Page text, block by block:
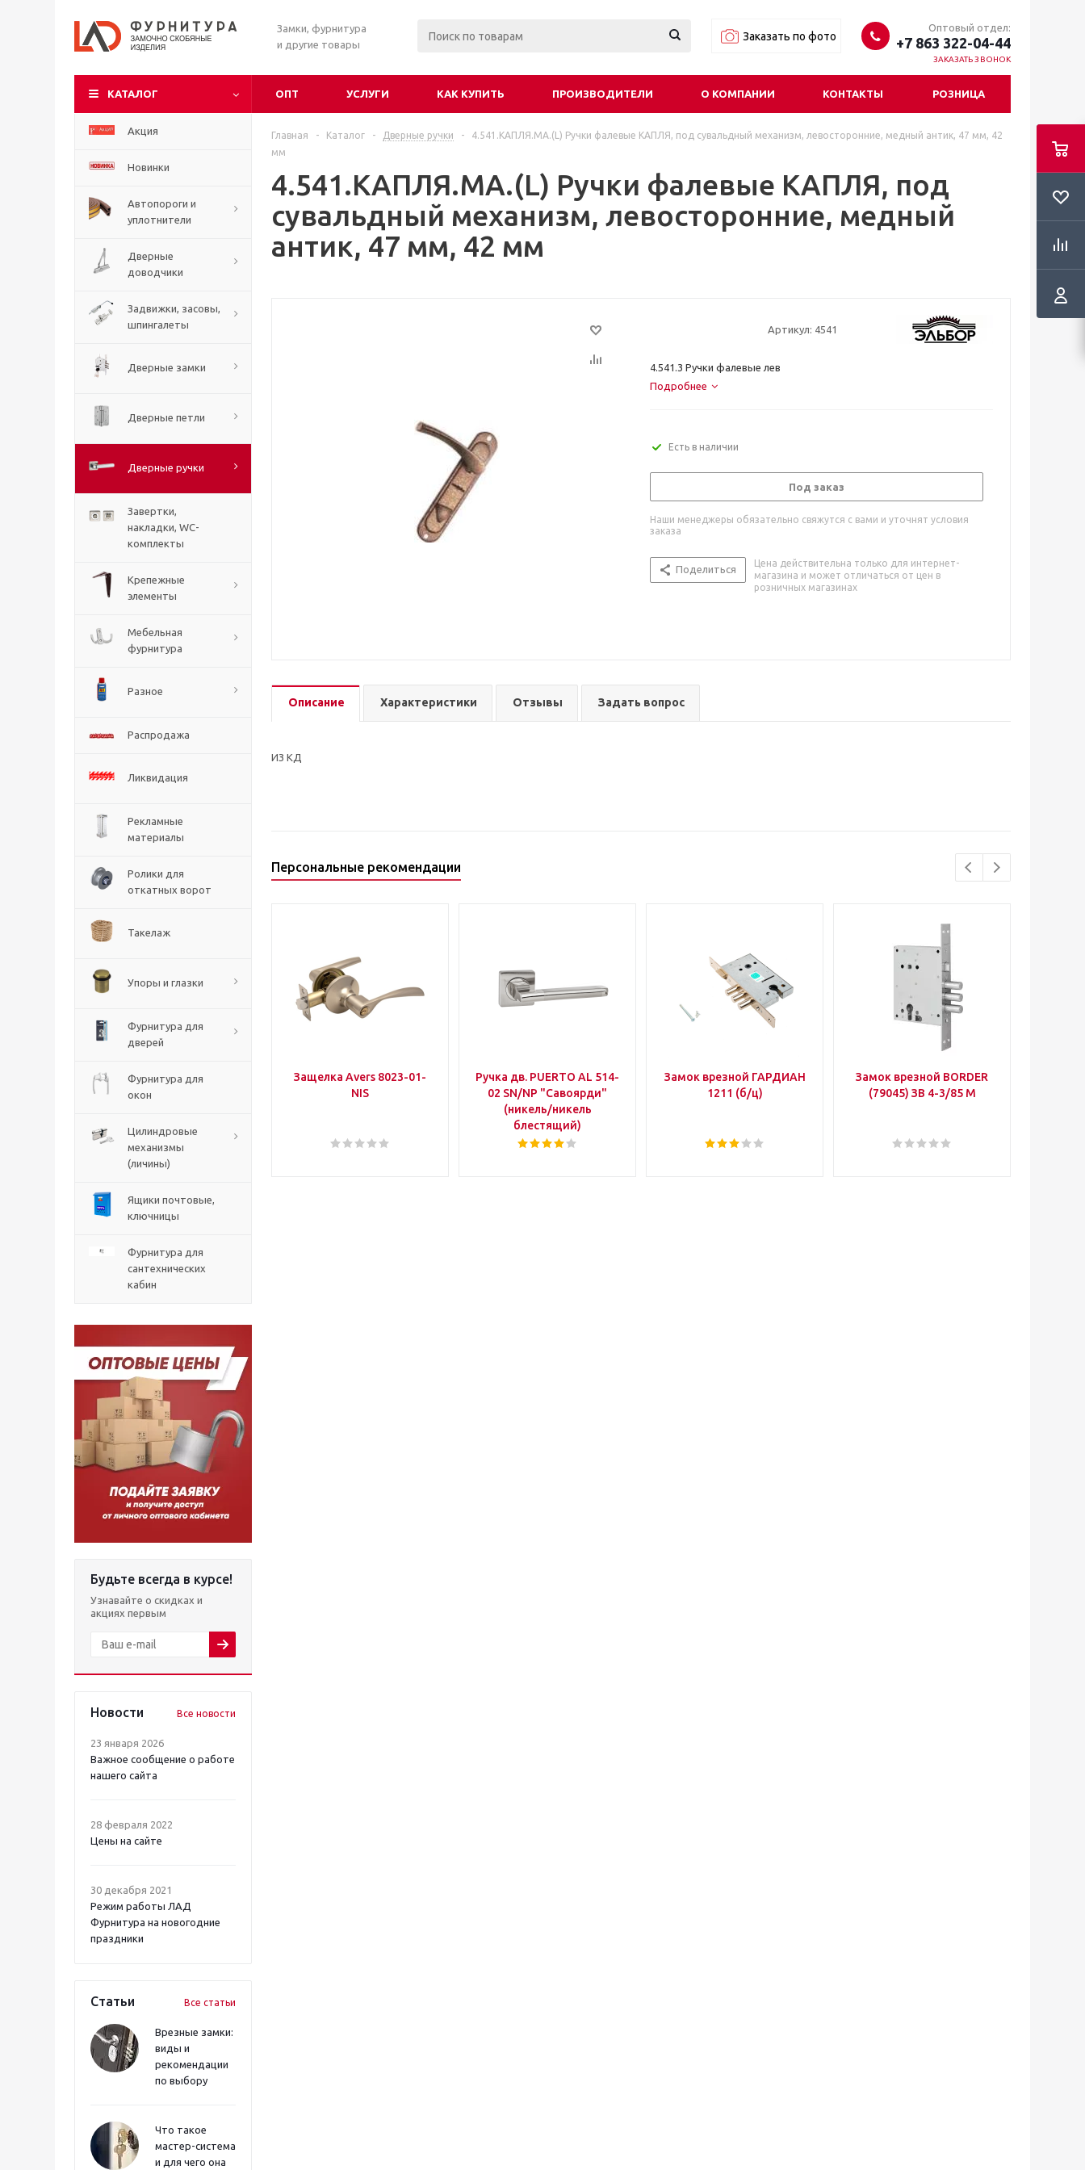
Замки, фурнитура
и другие товары
Заказать по фото
Оптовый отдел:
+7 863 322-04-44
ЗАКАЗАТЬ ЗВОНОК
КАТАЛОГ ОПТ УСЛУГИ КАК КУПИТЬ ПРОИЗВОДИТЕЛИ О КОМПАНИИ КОНТАКТЫ РОЗНИЦА
Акция
Новинки
Автопороги и
уплотнители
Дверные
доводчики
Задвижки, засовы,
шпингалеты
Дверные замки
Дверные петли
Дверные ручки
Завертки,
накладки, WC-
комплекты
Крепежные
элементы
Мебельная
фурнитура
Разное
Распродажа
Ликвидация
Рекламные
материалы
Ролики для
откатных ворот
Такелаж
Упоры и глазки
Фурнитура для
дверей
Фурнитура для
окон
Цилиндровые
механизмы
(личины)
Ящики почтовые,
ключницы
Фурнитура для
сантехнических
кабин
Будьте всегда в курсе!
Узнавайте о скидках и
акциях первым
Новости Все новости
23 января 2026
Важное сообщение о работе
нашего сайта
28 февраля 2022
Цены на сайте
30 декабря 2021
Режим работы ЛАД
Фурнитура на новогодние
праздники
Статьи Все статьи
Врезные замки:
виды и
рекомендации
по выбору
Что такое
мастер-система
и для чего она
Главная - Каталог - Дверные ручки -
4.541.КАПЛЯ.МА.(L) Ручки фалевые КАПЛЯ, под сувальдный механизм, левосторонние, медный антик, 47 мм, 42
мм
4.541.КАПЛЯ.МА.(L) Ручки фалевые КАПЛЯ, под
сувальдный механизм, левосторонние, медный
антик, 47 мм, 42 мм
Артикул: 4541
4.541.3 Ручки фалевые лев
Подробнее
Есть в наличии
Под заказ
Наши менеджеры обязательно свяжутся с вами и уточнят условия
заказа
Поделиться
Цена действительна только для интернет-
магазина и может отличаться от цен в
розничных магазинах
Описание Характеристики Отзывы Задать вопрос
ИЗ КД
Персональные рекомендации
Защелка Avers 8023-01-
NIS
Ручка дв. PUERTO AL 514-
02 SN/NP "Савоярди"
(никель/никель
блестящий)
Замок врезной ГАРДИАН
1211 (б/ц)
Замок врезной BORDER
(79045) ЗВ 4-3/85 М